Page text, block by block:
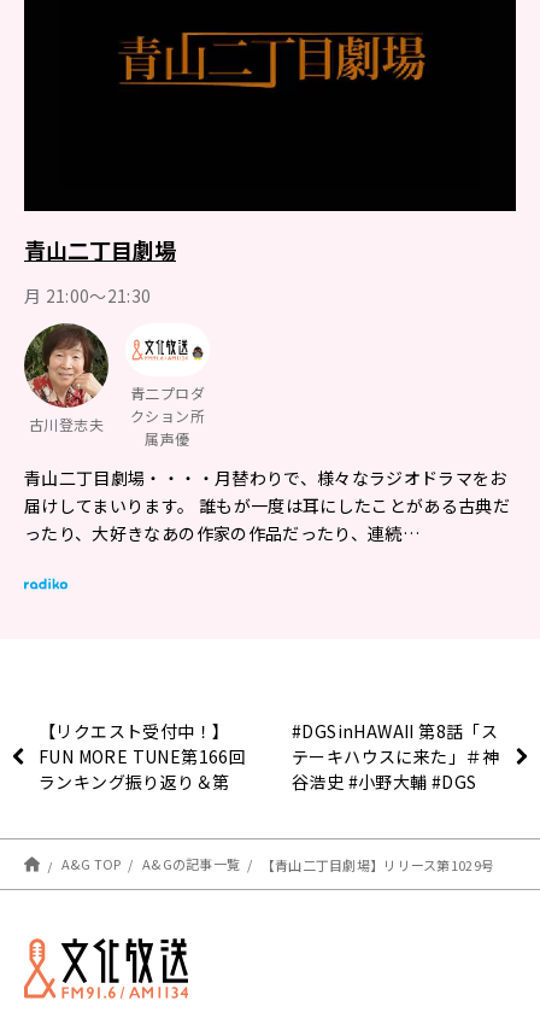
青山二丁目劇場
月 21:00～21:30
古川登志夫
青二プロダ
クション所
属声優
青山二丁目劇場・・・・月替わりで、様々なラジオドラマをお
届けしてまいります。 誰もが一度は耳にしたことがある古典だ
ったり、大好きなあの作家の作品だったり、連続…
【リクエスト受付中！】
FUN MORE TUNE第166回
ランキング振り返り＆第
#DGSinHAWAII 第8話「ス
テーキハウスに来た」＃神
谷浩史 #小野大輔 #DGS
A&G TOP A&Gの記事一覧 【青山二丁目劇場】リリース第1029号